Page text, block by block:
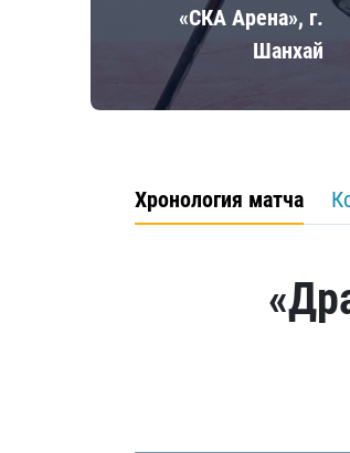
«СКА Арена», г.
Шанхай
Хронология матча